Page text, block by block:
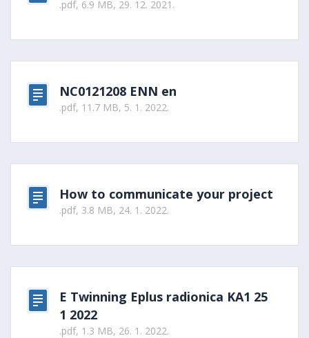
.pdf, 6.9 MB, 29. 12. 2021.
NC0121208 ENN en
.pdf, 11.7 MB, 5. 1. 2022.
How to communicate your project
.pdf, 3.8 MB, 24. 1. 2022.
E Twinning Eplus radionica KA1 25
1 2022
.pdf, 1.3 MB, 26. 1. 2022.